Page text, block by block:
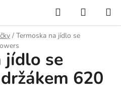
Hľadať
KOŠÍK
/ Termoska na jídlo se
jídlo se
620